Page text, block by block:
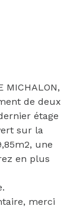
MICHALON,
de deux
étage
sur la
une
en plus
merci